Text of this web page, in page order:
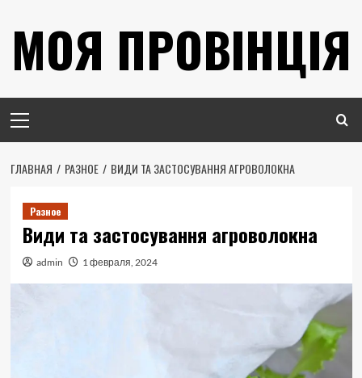
содержимому
МОЯ ПРОВІНЦІЯ
меню
ГЛАВНАЯ РАЗНОЕ ВИДИ ТА ЗАСТОСУВАННЯ АГРОВОЛОКНА
Разное
Види та застосування агроволокна
admin 1 февраля, 2024